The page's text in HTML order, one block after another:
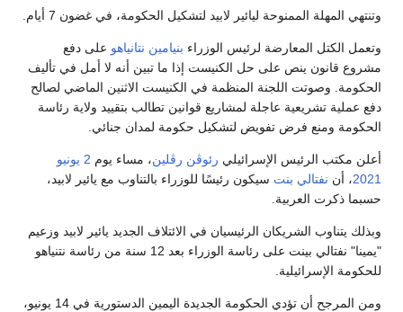
وتنتهي المهلة الممنوحة ليائير لابيد لتشكيل الحكومة، في غضون 7 أيام.
وتعمل الكتل المعارضة لرئيس الوزراء بنيامين نتانياهو على دفع
مشروع قانون ينص على حل الكنيست إذا ما تبين أنه لا أمل في تأليف
الحكومة. وصوتت اللجنة المنظمة في الكنيست الاثنين الماضي لصالح
دفع عملية تشريعية عاجلة لمشاريع قوانين تطالب بتقييد ولاية رئاسة
الحكومة ومنع فرض تفويض لتشكيل حكومة لمدان جنائي.
أعلن مكتب الرئيس الإسرائيلي رئوڤن رڤلين، مساء يوم 2 يونيو
2021، أن نفتالي بنت سيكون رئيسًا للوزراء بالتناوب مع يائير لابيد،
حسبما ذكرت العربية.
وبذلك يتناوب الشريكان الرئيسيان في الائتلاف الجديد يائير لابيد وزعيم
"يمينا" نفتالي بينت على رئاسة الوزراء بعد 12 سنة من رئاسة نتنياهو
للحكومة الإسرائيلية.
ومن المرجح أن تؤدي الحكومة الجديدة اليمين الدستورية في 14 يونيو،